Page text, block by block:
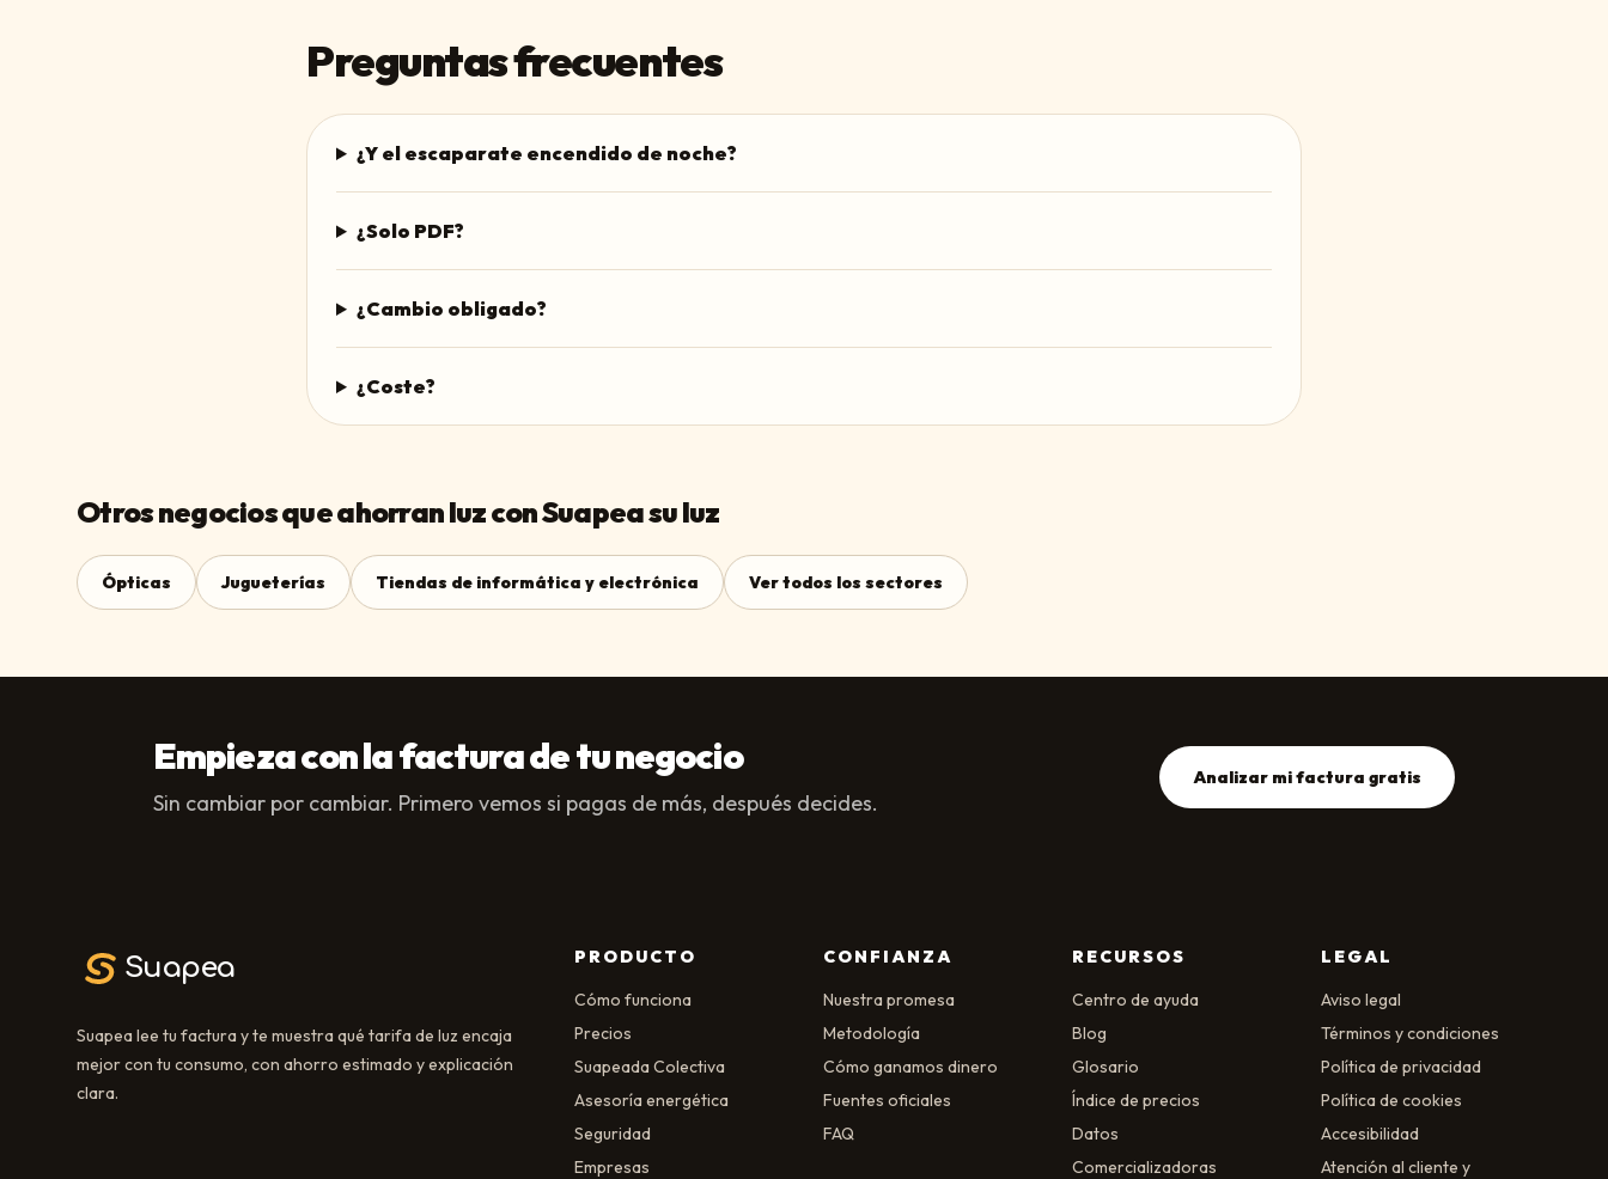
Preguntas frecuentes
¿Y el escaparate encendido de noche?
¿Solo PDF?
¿Cambio obligado?
¿Coste?
Otros negocios que ahorran luz con Suapea su luz
Ópticas Jugueterías Tiendas de informática y electrónica Ver todos los sectores
Empieza con la factura de tu negocio
Sin cambiar por cambiar. Primero vemos si pagas de más, después decides.
Analizar mi factura gratis
Suapea
Suapea lee tu factura y te muestra qué tarifa de luz encaja
mejor con tu consumo, con ahorro estimado y explicación
clara.
PRODUCTO
Cómo funciona
Precios
Suapeada Colectiva
Asesoría energética
Seguridad
Empresas
CONFIANZA
Nuestra promesa
Metodología
Cómo ganamos dinero
Fuentes oficiales
FAQ
RECURSOS
Centro de ayuda
Blog
Glosario
Índice de precios
Datos
Comercializadoras
LEGAL
Aviso legal
Términos y condiciones
Política de privacidad
Política de cookies
Accesibilidad
Atención al cliente y